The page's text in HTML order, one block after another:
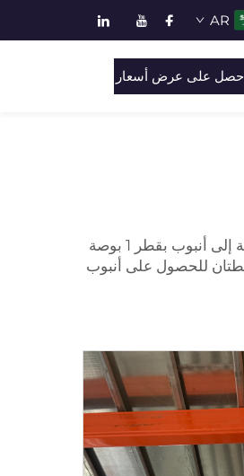
AR
على عرض أسعار
إذا كنت تعمل على أنبوب بقطر 1 بوصة، فإن هذه المنتجات هي الأفضل لك. تُعد Kunyu اسمًا موثوقًا به في عالم الأنابيب الصناعية. سواء كنت بحاجة إلى أنبوب بقطر 1 بوصة
هنا على المواد التي تكوّن الأنبوب المناسب بقطر 1 بوصة. طريقتان بسيطتان للحصول على أنبوب